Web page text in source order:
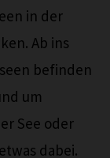
in der
Ab ins
befinden
um
See oder
dabei.